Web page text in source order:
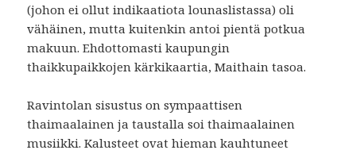
(johon ei ollut indikaatiota lounaslistassa) oli
vähäinen, mutta kuitenkin antoi pientä potkua
makuun. Ehdottomasti kaupungin
thaikkupaikkojen kärkikaartia, Maithain tasoa.
Ravintolan sisustus on sympaattisen
thaimaalainen ja taustalla soi thaimaalainen
musiikki. Kalusteet ovat hieman kauhtuneet